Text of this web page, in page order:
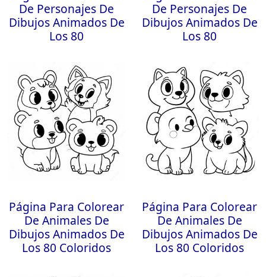
De Personajes De
Dibujos Animados De
Los 80
De Personajes De
Dibujos Animados De
Los 80
Página Para Colorear
De Animales De
Dibujos Animados De
Los 80 Coloridos
Página Para Colorear
De Animales De
Dibujos Animados De
Los 80 Coloridos